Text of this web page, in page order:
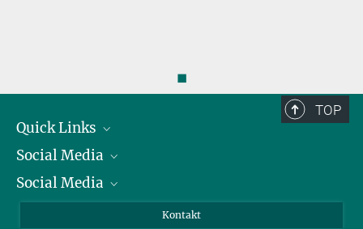
◼
TOP
Quick Links
Präsident
Zahlen und Fakten
Social Media
Bluesky
Social Media
Kontakt